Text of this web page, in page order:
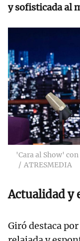
y sofisticada al
'Cara al Show'
ATRESMEDIA
Actualidad y
Giró destaca